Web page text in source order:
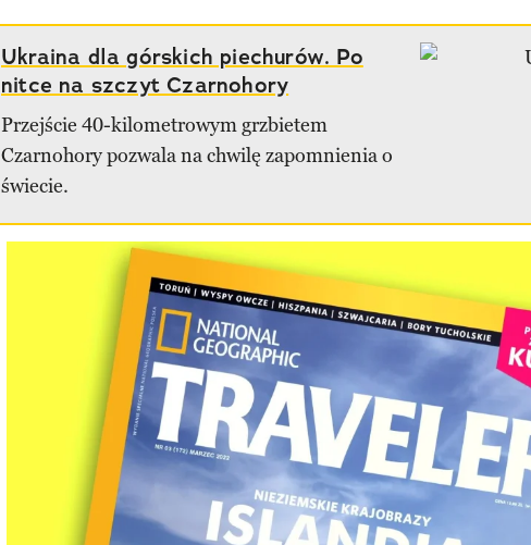
Ukraina dla górskich piechurów. Po
nitce na szczyt Czarnohory
Przejście 40-kilometrowym grzbietem
Czarnohory pozwala na chwilę zapomnienia o
świecie.